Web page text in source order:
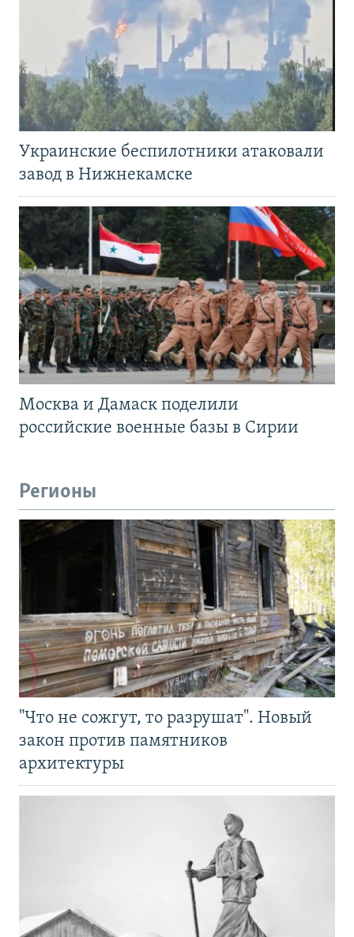
Украинские беспилотники атаковали
завод в Нижнекамске
Москва и Дамаск поделили
российские военные базы в Сирии
Регионы
"Что не сожгут, то разрушат". Новый
закон против памятников
архитектуры